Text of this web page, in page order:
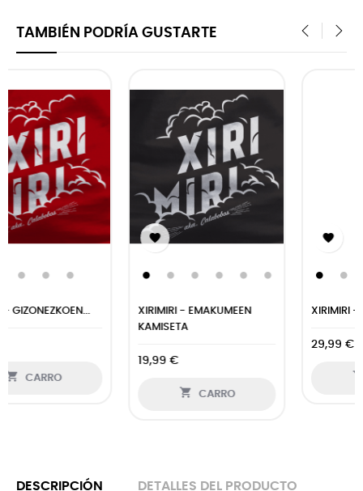
TAMBIÉN PODRÍA GUSTARTE
XIRIMIRI - GIZONEZKOEN... XIRIMIRI -EMAKUMEEN...
DESCRIPCIÓN DETALLES DEL PRODUCTO